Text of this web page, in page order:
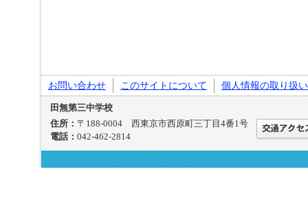
お問い合わせ このサイトについて 個人情報の取り扱い
田無第三中学校
住所： 〒188-0004 西東京市西原町三丁目4番1号
電話： 042-462-2814